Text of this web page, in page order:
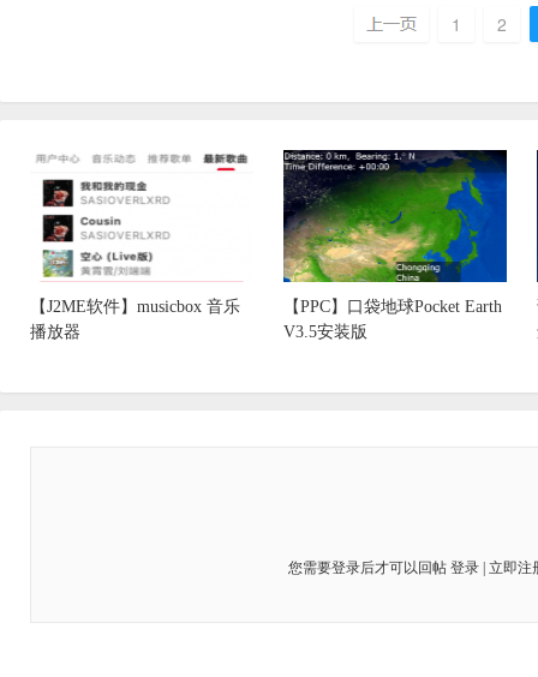
1 2
【J2ME软件】musicbox 音乐
播放器
【PPC】口袋地球Pocket Earth
V3.5安装版
您需要登录后才可以回帖 登录| 立即注